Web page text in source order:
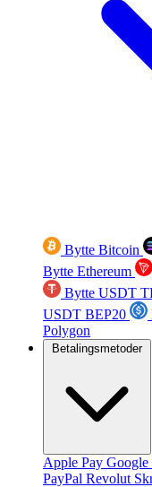
Bytte Bitcoin
Bytte Ethereum
Bytte USDT
USDT BEP20
Polygon
Betalingsmetoder
Apple Pay Google
PayPal Revolut